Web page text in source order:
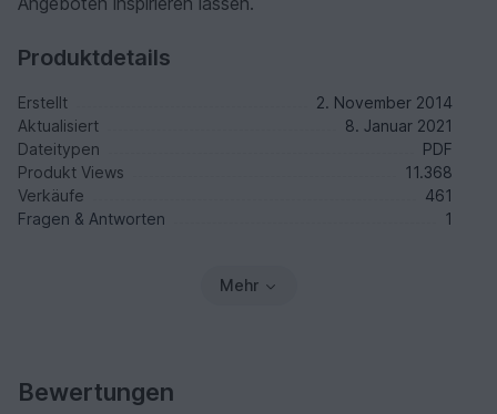
Produktdetails
Erstellt
2. November 2014
Aktualisiert
8. Januar 2021
Dateitypen
PDF
Produkt Views
11.368
Verkäufe
461
Fragen & Antworten
1
Mehr
Bewertungen